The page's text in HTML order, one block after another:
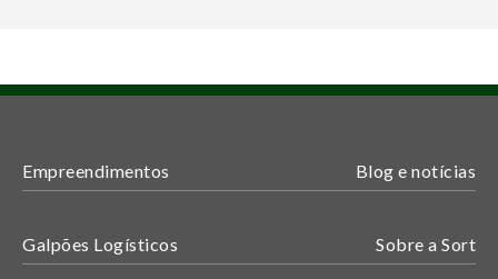
Empreendimentos Blog e notícias
Galpões Logísticos Sobre a Sort